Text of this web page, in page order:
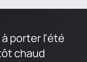
porter l'été
chaud